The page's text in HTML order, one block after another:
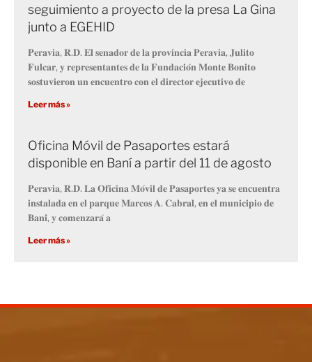
seguimiento a proyecto de la presa La Gina
junto a EGEHID
𝐏𝐞𝐫𝐚𝐯𝐢𝐚, 𝐑.𝐃. 𝐄𝐥 𝐬𝐞𝐧𝐚𝐝𝐨𝐫 𝐝𝐞 𝐥𝐚 𝐩𝐫𝐨𝐯𝐢𝐧𝐜𝐢𝐚 𝐏𝐞𝐫𝐚𝐯𝐢𝐚, 𝐉𝐮𝐥𝐢𝐭𝐨
𝐅𝐮𝐥𝐜𝐚𝐫, 𝐲 𝐫𝐞𝐩𝐫𝐞𝐬𝐞𝐧𝐭𝐚𝐧𝐭𝐞𝐬 𝐝𝐞 𝐥𝐚 𝐅𝐮𝐧𝐝𝐚𝐜𝐢𝐨́𝐧 𝐌𝐨𝐧𝐭𝐞 𝐁𝐨𝐧𝐢𝐭𝐨
𝐬𝐨𝐬𝐭𝐮𝐯𝐢𝐞𝐫𝐨𝐧 𝐮𝐧 𝐞𝐧𝐜𝐮𝐞𝐧𝐭𝐫𝐨 𝐜𝐨𝐧 𝐞𝐥 𝐝𝐢𝐫𝐞𝐜𝐭𝐨𝐫 𝐞𝐣𝐞𝐜𝐮𝐭𝐢𝐯𝐨 𝐝𝐞
Leer más »
Oficina Móvil de Pasaportes estará
disponible en Baní a partir del 11 de agosto
𝐏𝐞𝐫𝐚𝐯𝐢𝐚, 𝐑.𝐃. 𝐋𝐚 𝐎𝐟𝐢𝐜𝐢𝐧𝐚 𝐌𝐨́𝐯𝐢𝐥 𝐝𝐞 𝐏𝐚𝐬𝐚𝐩𝐨𝐫𝐭𝐞𝐬 𝐲𝐚 𝐬𝐞 𝐞𝐧𝐜𝐮𝐞𝐧𝐭𝐫𝐚
𝐢𝐧𝐬𝐭𝐚𝐥𝐚𝐝𝐚 𝐞𝐧 𝐞𝐥 𝐩𝐚𝐫𝐪𝐮𝐞 𝐌𝐚𝐫𝐜𝐨𝐬 𝐀. 𝐂𝐚𝐛𝐫𝐚𝐥, 𝐞𝐧 𝐞𝐥 𝐦𝐮𝐧𝐢𝐜𝐢𝐩𝐢𝐨 𝐝𝐞
𝐁𝐚𝐧𝐢́, 𝐲 𝐜𝐨𝐦𝐞𝐧𝐳𝐚𝐫𝐚́ 𝐚
Leer más »